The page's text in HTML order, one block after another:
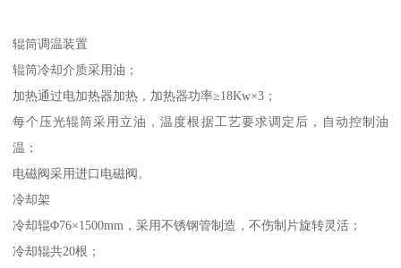
辊筒调温装置
辊筒冷却介质采用油；
加热通过电加热器加热，加热器功率≥18Kw×3；
每个压光辊筒采用立油，温度根据工艺要求调定后，自动控制油
温；
电磁阀采用进口电磁阀。
冷却架
冷却辊Φ76×1500mm，采用不锈钢管制造，不伤制片旋转灵活；
冷却辊共20根；